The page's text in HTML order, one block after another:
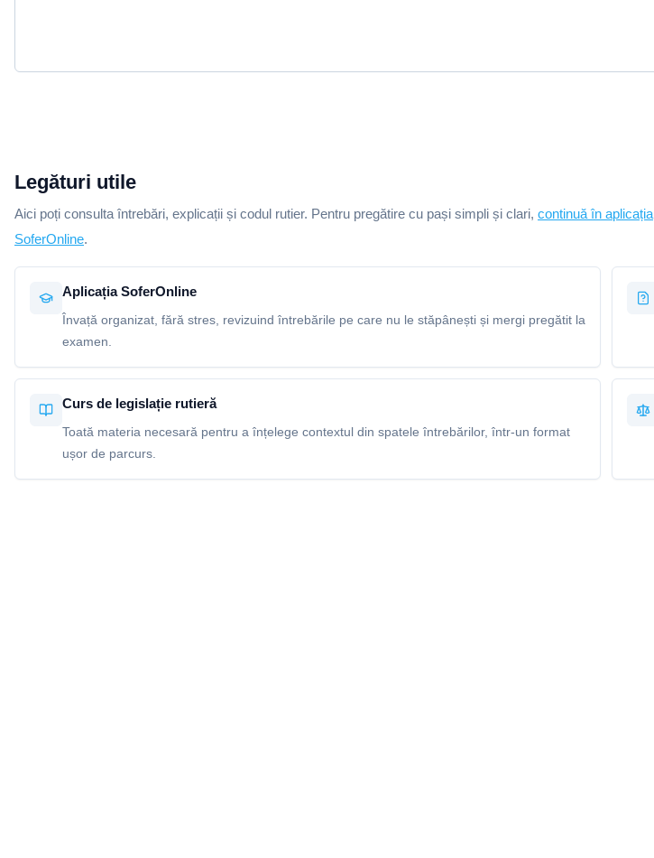
Legături utile
Aici poți consulta întrebări, explicații și codul rutier. Pentru pregătire cu pași simpli și clari, continuă în aplicația
SoferOnline.
Aplicația SoferOnline
Învață organizat, fără stres, revizuind întrebările pe care nu le stăpânești și mergi pregătit la
examen.
Curs de legislație rutieră
Toată materia necesară pentru a înțelege contextul din spatele întrebărilor, într-un format
ușor de parcurs.